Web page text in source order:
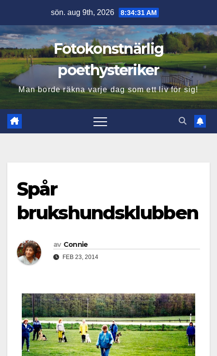
innehåll
sön. aug 9th, 2026 8:34:32 AM
Fotokonstnärlig
poethysteriker
Man borde räkna varje dag som ett liv för sig!
Spår
brukshundsklubben
av Connie
FEB 23, 2014